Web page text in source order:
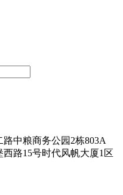
中粮商务公园2栋803A
路15号时代风帆大厦1区